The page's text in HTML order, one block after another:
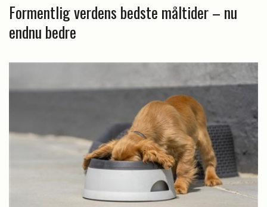
Formentlig verdens bedste måltider – nu
endnu bedre